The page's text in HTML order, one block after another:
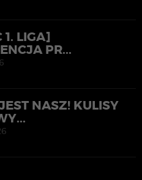
1. LIGA]
PR...
NASZ! KULISY